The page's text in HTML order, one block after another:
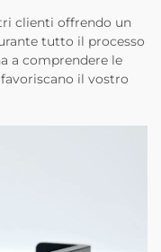
clienti offrendo un
tutto il processo
a comprendere le
il vostro